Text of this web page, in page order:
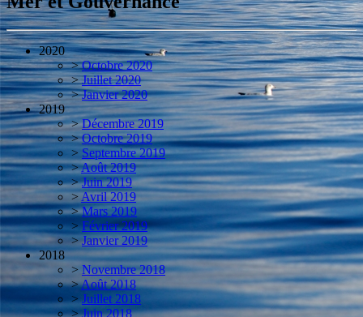
2020
> Octobre 2020
> Juillet 2020
> Janvier 2020
2019
> Décembre 2019
> Octobre 2019
> Septembre 2019
>Août 2019
> Juin 2019
>Avril 2019
> Mars 2019
> Février 2019
> Janvier 2019
2018
> Novembre 2018
>Août 2018
> Juillet 2018
> Juin 2018